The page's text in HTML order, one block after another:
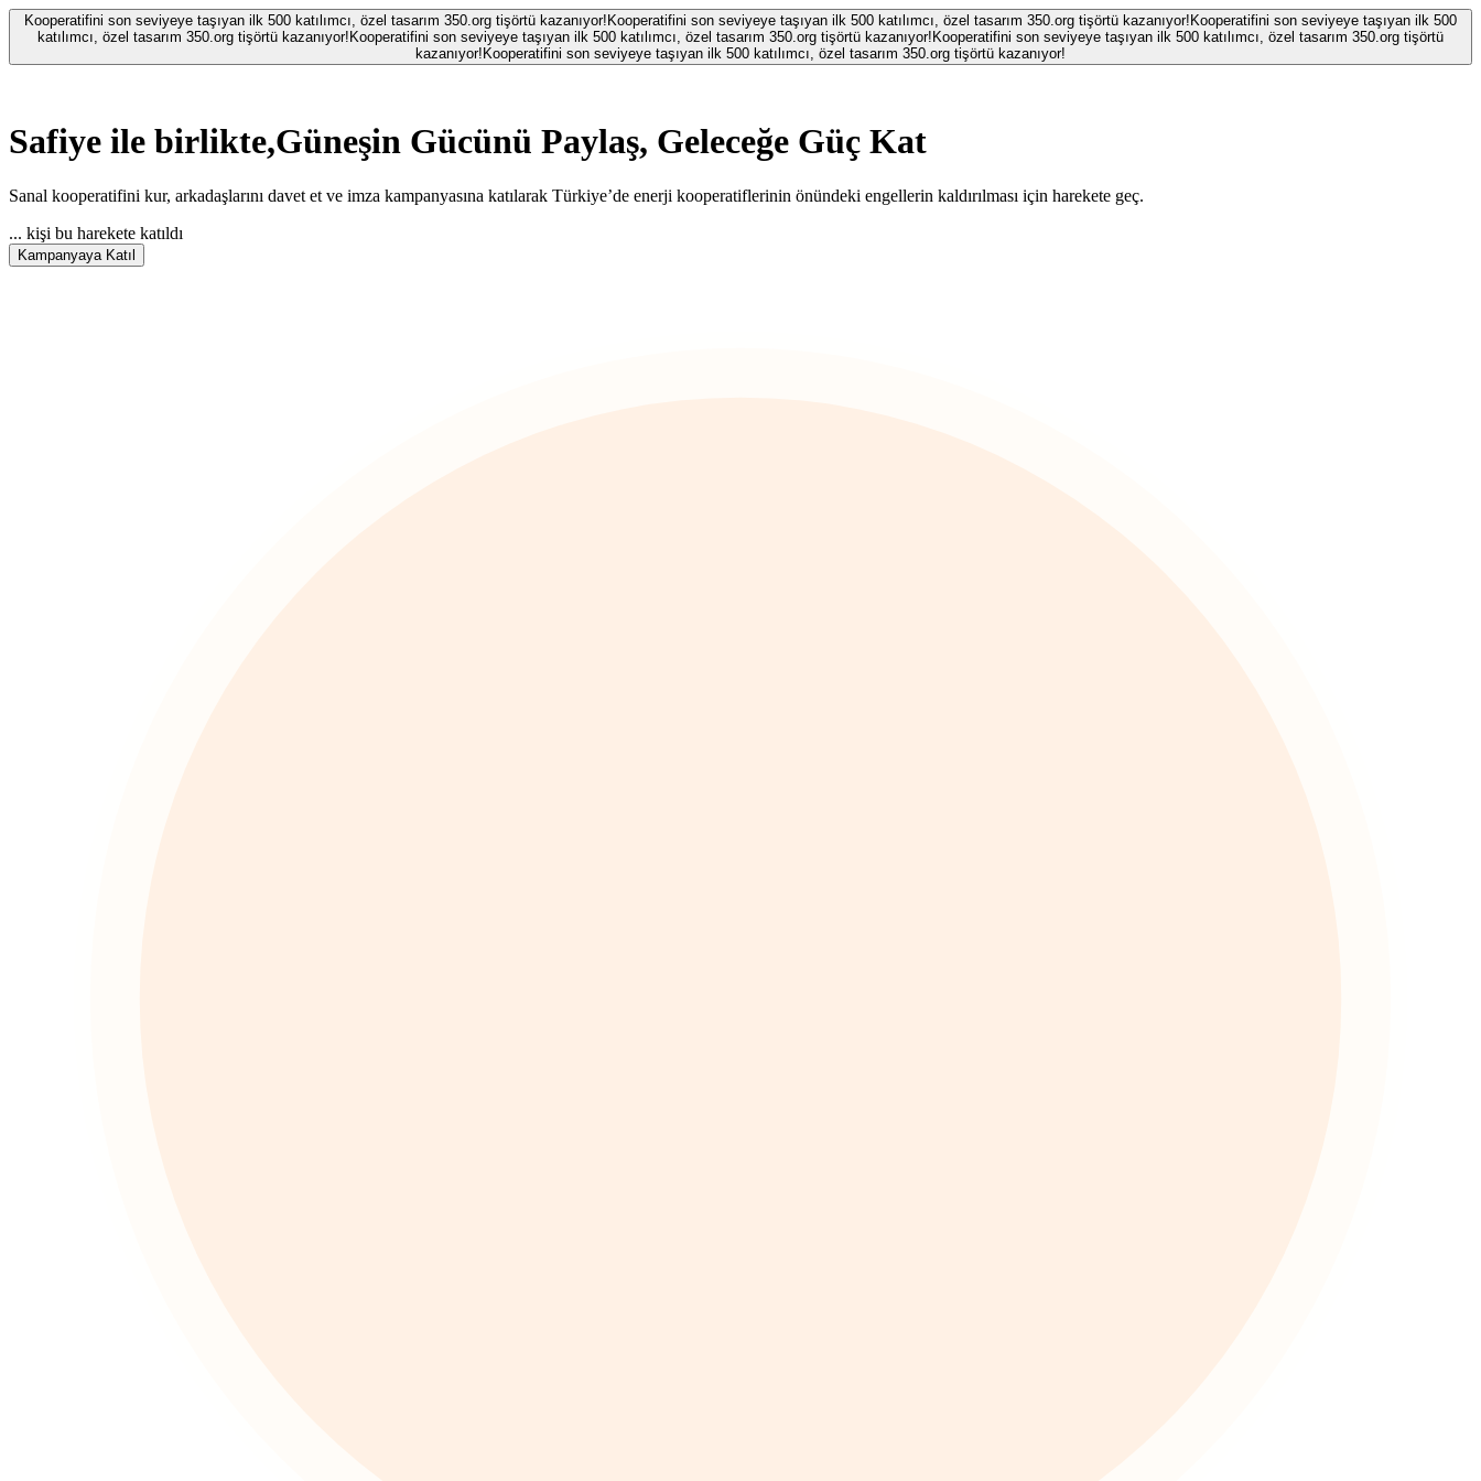
Kooperatifini son seviyeye taşıyan ilk 500 katılımcı, özel tasarım 350.org tişörtü kazanıyor! Kooperatifini son seviyeye taşıyan ilk 500 katılımcı, özel tasarım 350.org tişörtü kazanıyor! Kooperatifini son seviyeye taşıyan ilk 500
katılımcı, özel tasarım 350.org tişörtü kazanıyor! Kooperatifini son seviyeye taşıyan ilk 500 katılımcı, özel tasarım 350.org tişörtü kazanıyor! Kooperatifini son seviyeye taşıyan ilk 500 katılımcı, özel tasarım 350.org tişörtü
kazanıyor! Kooperatifini son seviyeye taşıyan ilk 500 katılımcı, özel tasarım 350.org tişörtü kazanıyor!
Safiye ile birlikte,Güneşin Gücünü Paylaş, Geleceğe Güç Kat
Sanal kooperatifini kur, arkadaşlarını davet et ve imza kampanyasına katılarak Türkiye’de enerji kooperatiflerinin önündeki engellerin kaldırılması için harekete geç.
... kişi bu harekete katıldı
Kampanyaya Katıl